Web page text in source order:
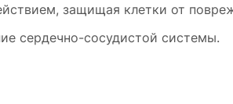
защищая клетки от
сердечно-сосудистой системы.